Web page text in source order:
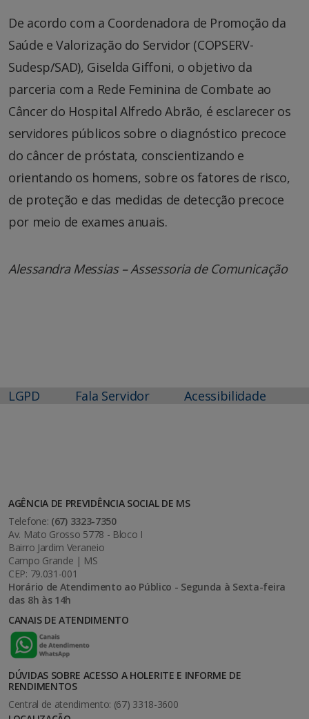
De acordo com a Coordenadora de Promoção da
Saúde e Valorização do Servidor (COPSERV-
Sudesp/SAD), Giselda Giffoni, o objetivo da
parceria com a Rede Feminina de Combate ao
Câncer do Hospital Alfredo Abrão, é esclarecer os
servidores públicos sobre o diagnóstico precoce
do câncer de próstata, conscientizando e
orientando os homens, sobre os fatores de risco,
de proteção e das medidas de detecção precoce
por meio de exames anuais.
Alessandra Messias – Assessoria de Comunicação
LGPD Fala Servidor Acessibilidade
AGÊNCIA DE PREVIDÊNCIA SOCIAL DE MS
Telefone: (67) 3323-7350
Av. Mato Grosso 5778 - Bloco I
Bairro Jardim Veraneio
Campo Grande | MS
CEP: 79.031-001
Horário de Atendimento ao Público - Segunda à Sexta-feira
das 8h às 14h
CANAIS DE ATENDIMENTO
DÚVIDAS SOBRE ACESSO A HOLERITE E INFORME DE
RENDIMENTOS
Central de atendimento: (67) 3318-3600